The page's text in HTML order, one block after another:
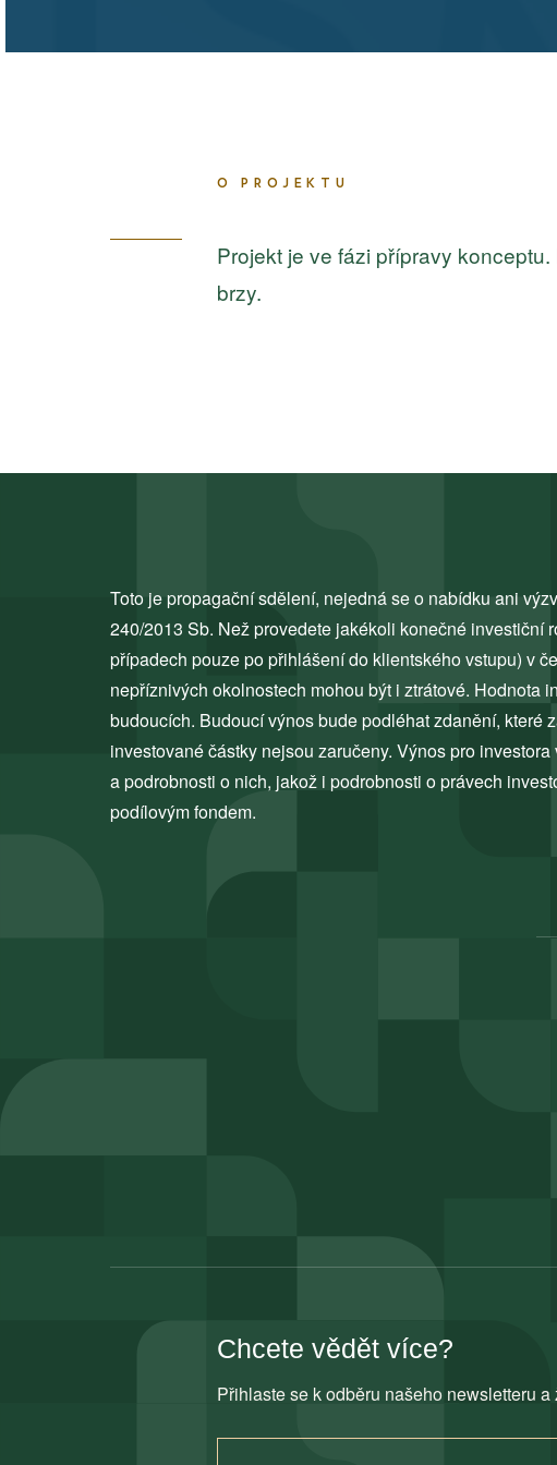
O PROJEKTU
Projekt je ve fázi přípravy
brzy.
Toto je propagační sdělení, nejedná se o nabídku ani
240/2013 Sb. Než provedete jakékoli konečné investiční
případech pouze po přihlášení do klientského vstupu) v
nepříznivých okolnostech mohou být i ztrátové.
budoucích. Budoucí výnos bude podléhat zdanění, které
investované částky nejsou zaručeny. Výnos pro
a podrobnosti o nich, jakož i podrobnosti o právech
podílovým fondem.
Chcete vědět více?
Přihlaste se k odběru našeho newsletteru